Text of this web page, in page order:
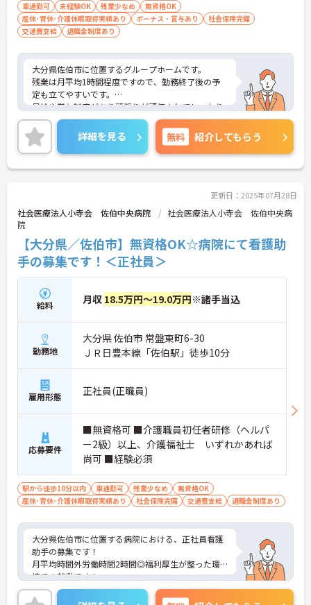
車通勤可 未経験OK 残業少なめ
無資格OK
産休･育休･介護休暇取得実績あり
ボーナス・賞与あり
社会保険完備
交通費支給
退職金制度あり
大分県佐伯市に位置するグループホームです。
残業は月平均1時間程度ですので、勤務終了後の予
定も立てやすいです。
昇給や賞与制度があり頑張りが評価されてしっかり
と職員に還元されます。
ご興味のある方には、面接対策ポイントなど、さら
に詳細をお話しいたしますのでお気軽にご相談くだ
さい！
詳細を見る 無料 紹介してもらう
更新日：2025年07月28日
社会医療法人小寺会 佐伯中央病院
社会医療法人小寺会 佐伯中央病
院
【大分県／佐伯市】無資格OK☆病院にて看護助
手の募集です！＜正社員＞
給料 月収 18.5万円～19.0万円※諸手当込
勤務地
大分県 佐伯市 常盤東町6-30
ＪＲ日豊本線「佐伯駅」徒歩10分
雇用形態 正社員(正職員)
応募要件
■無資格可 ■介護職員初任者研修（ヘルパ
ー2級）以上、介護福祉士 いずれかあれば
尚可 ■経験必須
駅から徒歩10分以内 車通勤可 残業少なめ
無資格OK
産休･育休･介護休暇取得実績あり
社会保険完備 交通費支給 退職金制度あり
大分県佐伯市に位置する病院における、正社員看護
助手の募集です！
月平均時間外労働時間2時間◎福利厚生が整った環
境での就業です！
ご興味ある方には、面接対策ポイントなど、さらに
詳細をお話しいたしますのでお気軽にご相談くださ